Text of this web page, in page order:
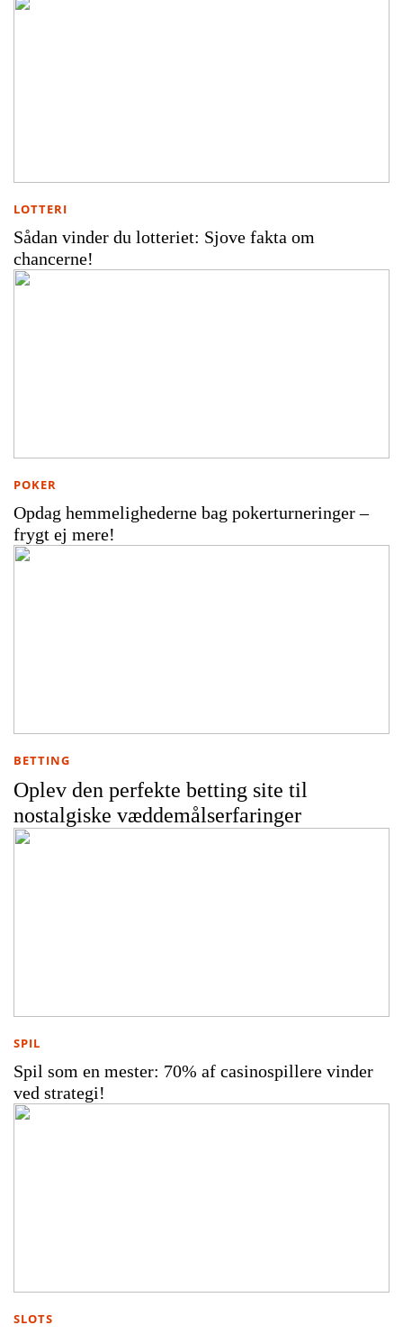
Sådan vinder du lotteriet: Sjove fakta om
chancerne!
LOTTERI
Opdag hemmelighederne bag pokerturneringer –
frygt ej mere!
POKER
Oplev den perfekte betting site til
nostalgiske væddemålserfaringer
BETTING
Spil som en mester: 70% af casinospillere vinder
ved strategi!
SPIL
SLOTS